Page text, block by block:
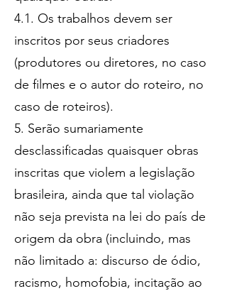
4.1. Os trabalhos devem ser
inscritos por seus criadores
(produtores ou diretores, no caso
de filmes e o autor do roteiro, no
caso de roteiros).
5. Serão sumariamente
desclassificadas quaisquer obras
inscritas que violem a legislação
brasileira, ainda que tal violação
não seja prevista na lei do país de
origem da obra (incluindo, mas
não limitado a: discurso de ódio,
racismo, homofobia, incitação ao